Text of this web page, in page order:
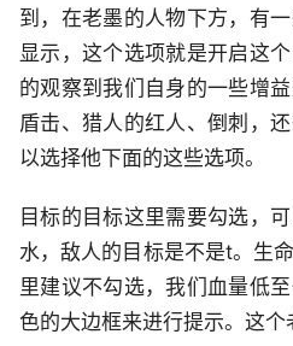
到，在老墨的人物下方，有
显示，这个选项就是开启这
的观察到我们自身的一些增
盾击、猎人的红人、倒刺，
以选择他下面的这些选项。
目标的目标这里需要勾选，
水，敌人的目标是不是t。生
里建议不勾选，我们血量低
色的大边框来进行提示。这个